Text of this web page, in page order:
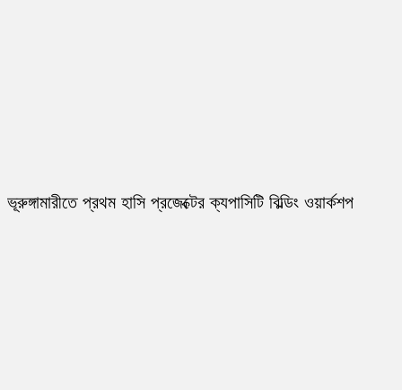
ভূরুঙ্গামারীতে প্রথম হাসি প্রজেক্টের ক্যপাসিটি বিল্ডিং ওয়ার্কশপ